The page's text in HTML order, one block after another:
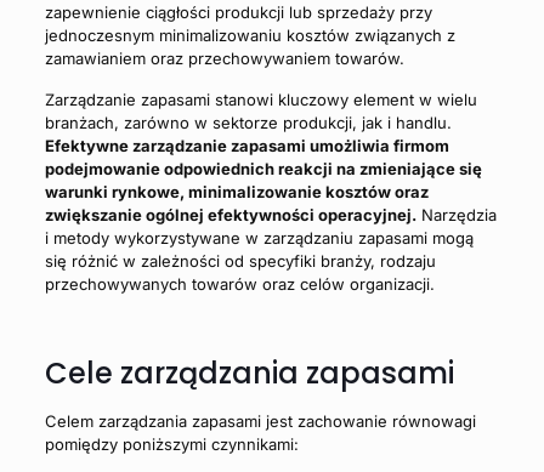
zapewnienie ciągłości produkcji lub sprzedaży przy
jednoczesnym minimalizowaniu kosztów związanych z
zamawianiem oraz przechowywaniem towarów.
Zarządzanie zapasami stanowi kluczowy element w wielu
branżach, zarówno w sektorze produkcji, jak i handlu.
Efektywne zarządzanie zapasami umożliwia firmom
podejmowanie odpowiednich reakcji na zmieniające się
warunki rynkowe, minimalizowanie kosztów oraz
zwiększanie ogólnej efektywności operacyjnej.Narzędzia
i metody wykorzystywane w zarządzaniu zapasami mogą
się różnić w zależności od specyfiki branży, rodzaju
przechowywanych towarów oraz celów organizacji.
Cele zarządzania zapasami
Celem zarządzania zapasami jest zachowanie równowagi
pomiędzy poniższymi czynnikami: